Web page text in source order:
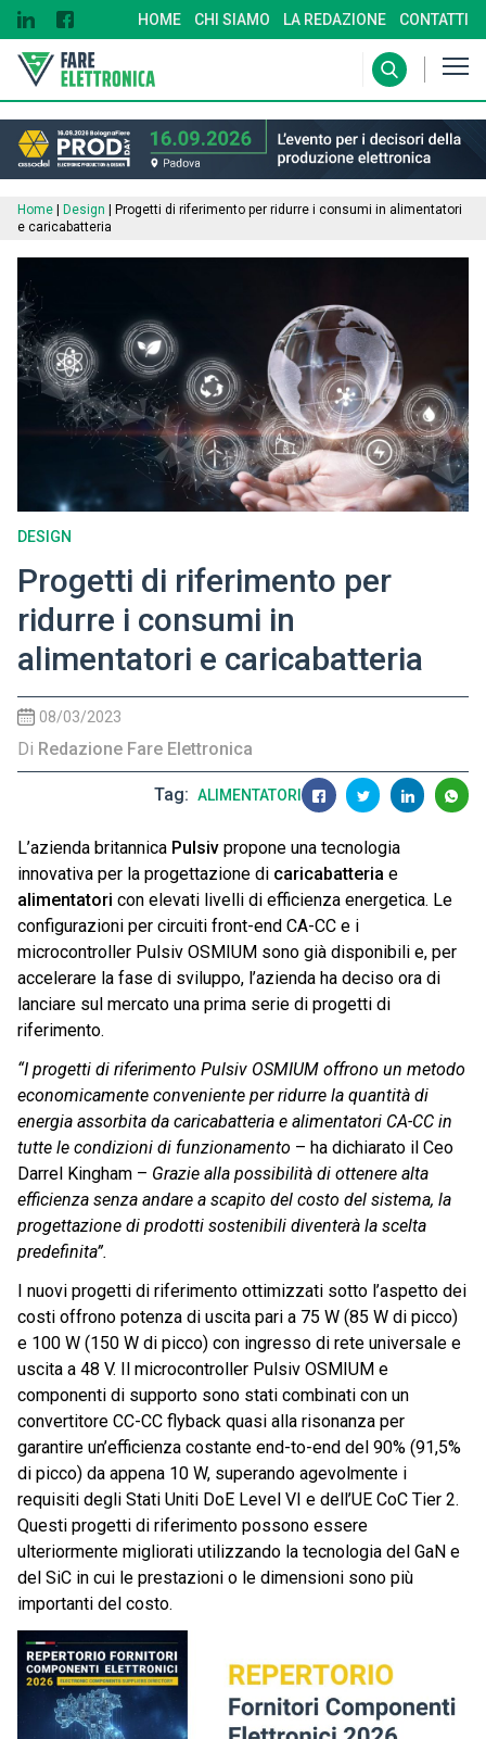
HOME CHI SIAMO LA REDAZIONE CONTATTI
Home Design
Progetti di riferimento per ridurre i consumi in alimentatori
e caricabatteria
DESIGN
Progetti di riferimento per
ridurre i consumi in
alimentatori e caricabatteria
08/03/2023
Di Redazione Fare Elettronica
Tag ALIMENTATORI
L’azienda britannica Pulsiv propone una tecnologia
innovativa per la progettazione di caricabatteria e
alimentatori con elevati livelli di efficienza energetica. Le
configurazioni per circuiti front-end CA-CC e i
microcontroller Pulsiv OSMIUM sono già disponibili e, per
accelerare la fase di sviluppo, l’azienda ha deciso ora di
lanciare sul mercato una prima serie di progetti di
riferimento.
“I progetti di riferimento Pulsiv OSMIUM offrono un metodo
economicamente conveniente per ridurre la quantità di
energia assorbita da caricabatteria e alimentatori CA-CC in
tutte le condizioni di funzionamento – ha dichiarato il Ceo
Darrel Kingham – Grazie alla possibilità di ottenere alta
efficienza senza andare a scapito del costo del sistema, la
progettazione di prodotti sostenibili diventerà la scelta
predefinita”.
I nuovi progetti di riferimento ottimizzati sotto l’aspetto dei
costi offrono potenza di uscita pari a 75 W (85 W di picco)
e 100 W (150 W di picco) con ingresso di rete universale e
uscita a 48 V. Il microcontroller Pulsiv OSMIUM e
componenti di supporto sono stati combinati con un
convertitore CC-CC flyback quasi alla risonanza per
garantire un’efficienza costante end-to-end del 90% (91,5%
di picco) da appena 10 W, superando agevolmente i
requisiti degli Stati Uniti DoE Level VI e dell’UE CoC Tier 2.
Questi progetti di riferimento possono essere
ulteriormente migliorati utilizzando la tecnologia del GaN e
del SiC in cui le prestazioni o le dimensioni sono più
importanti del costo.